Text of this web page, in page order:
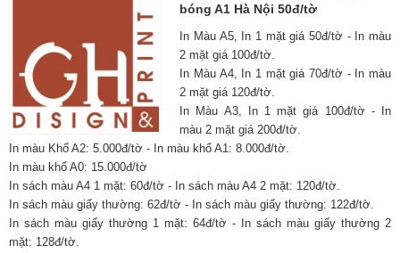
bóng A1 Hà Nội 50đ/tờ
In Màu A5, In 1 mặt giá 50đ/tờ - In màu
2 mặt giá 100đ/tờ.
In Màu A4, In 1 mặt giá 70đ/tờ - In màu
2 mặt giá 120đ/tờ.
In Màu A3, In 1 mặt giá 100đ/tờ - In
màu 2 mặt giá 200đ/tờ.
In màu Khổ A2: 5.000đ/tờ - In màu khổ A1: 8.000đ/tờ.
In màu khổ A0: 15.000đ/tờ
In sách màu A4 1 mặt: 60đ/tờ - In sách màu A4 2 mặt: 120đ/tờ.
In sách màu giấy thường: 62đ/tờ - In sách màu giấy thường: 122đ/tờ.
In sách màu giấy thường 1 mặt: 64đ/tờ - In sách màu giấy thường 2
mặt: 128đ/tờ.